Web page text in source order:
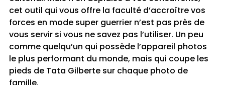
cet outil qui vous offre la faculté d’accroître vos
forces en mode super guerrier n’est pas près de
vous servir si vous ne savez pas l’utiliser. Un peu
comme quelqu’un qui possède l’appareil photos
le plus performant du monde, mais qui coupe les
pieds de Tata Gilberte sur chaque photo de
famille.